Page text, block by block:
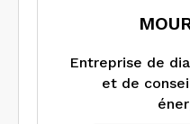
_ d’un
pour
pour sécuriser
Entreprise de
et de